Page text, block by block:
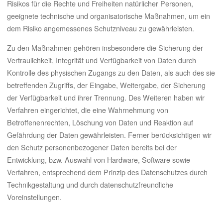
Risikos für die Rechte und Freiheiten natürlicher Personen,
geeignete technische und organisatorische Maßnahmen, um ein
dem Risiko angemessenes Schutzniveau zu gewährleisten.
Zu den Maßnahmen gehören insbesondere die Sicherung der
Vertraulichkeit, Integrität und Verfügbarkeit von Daten durch
Kontrolle des physischen Zugangs zu den Daten, als auch des sie
betreffenden Zugriffs, der Eingabe, Weitergabe, der Sicherung
der Verfügbarkeit und ihrer Trennung. Des Weiteren haben wir
Verfahren eingerichtet, die eine Wahrnehmung von
Betroffenenrechten, Löschung von Daten und Reaktion auf
Gefährdung der Daten gewährleisten. Ferner berücksichtigen wir
den Schutz personenbezogener Daten bereits bei der
Entwicklung, bzw. Auswahl von Hardware, Software sowie
Verfahren, entsprechend dem Prinzip des Datenschutzes durch
Technikgestaltung und durch datenschutzfreundliche
Voreinstellungen.